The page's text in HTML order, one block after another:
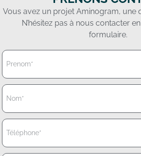
Vous avez un projet Aminogram, une
N’hésitez pas à nous contacter
formulaire.